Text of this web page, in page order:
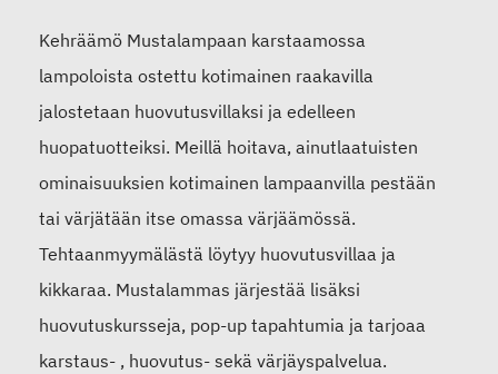
Kehräämö Mustalampaan karstaamossa
lampoloista ostettu kotimainen raakavilla
jalostetaan huovutusvillaksi ja edelleen
huopatuotteiksi. Meillä hoitava, ainutlaatuisten
ominaisuuksien kotimainen lampaanvilla pestään
tai värjätään itse omassa värjäämössä.
Tehtaanmyymälästä löytyy huovutusvillaa ja
kikkaraa. Mustalammas järjestää lisäksi
huovutuskursseja, pop-up tapahtumia ja tarjoaa
karstaus- , huovutus- sekä värjäyspalvelua.